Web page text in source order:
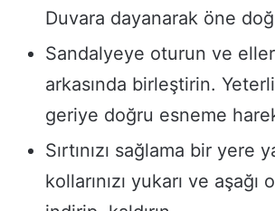
Duvara dayanarak öne
Sandalyeye oturun ve
arkasında birleştirin.
geriye doğru esneme
Sırtınızı sağlama bir yere
kollarınızı yukarı ve